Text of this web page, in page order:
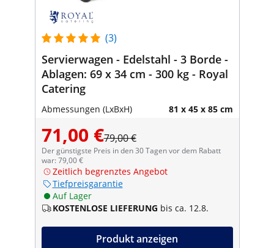
(3)
Servierwagen - Edelstahl - 3 Borde -
Ablagen: 69 x 34 cm - 300 kg - Royal
Catering
Abmessungen (LxBxH) 81 x 45 x 85 cm
71,00 €79,00 €
Der günstigste Preis in den 30 Tagen vor dem Rabatt
war: 79,00 €
Zeitlich begrenztes Angebot
Tiefpreisgarantie
Auf Lager
KOSTENLOSE LIEFERUNG bis ca. 12.8.
Produkt anzeigen